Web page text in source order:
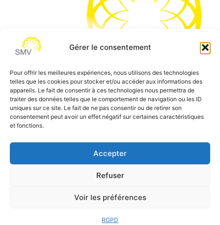
Gérer le consentement
Pour offrir les meilleures expériences, nous utilisons des technologies
telles que les cookies pour stocker et/ou accéder aux informations des
appareils. Le fait de consentir à ces technologies nous permettra de
traiter des données telles que le comportement de navigation ou les ID
uniques sur ce site. Le fait de ne pas consentir ou de retirer son
consentement peut avoir un effet négatif sur certaines caractéristiques
et fonctions.
Accepter
Refuser
Voir les préférences
RGPD
SMV permet de vous aider à gagner du temps et vous
permettre de vous concentrer sur l’essentiel de votre
métier
Téléphone:0 805 69 64 75 / 02 37 34 04 04
contact@smvformation.fr
Création & Hébergement Web Cloud par